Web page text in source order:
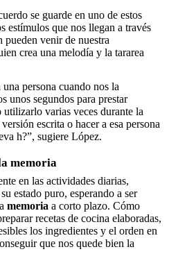
se guarde en uno de estos
estímulos que nos llegan a través
pueden venir de nuestra
crea una melodía y la tararea
persona cuando nos la
unos segundos para prestar
varias veces durante la
escrita o hacer a esa persona
h?”, sugiere López.
memoria
en las actividades diarias,
estado puro, esperando a ser
memoria a corto plazo. Cómo
recetas de cocina elaboradas,
los ingredientes y el orden en
que nos quede bien la